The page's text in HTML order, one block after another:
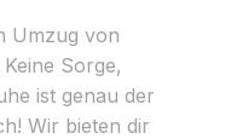
Umzug von
Sorge,
ist genau der
Wir bieten dir